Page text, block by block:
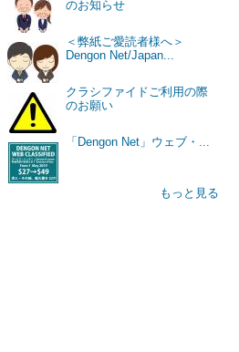
のお知らせ
＜弊紙ご愛読者様へ＞
Dengon Net/Japan...
クラシファイドご利用の際
のお願い
「Dengon Net」ウェブ・...
もっと見る